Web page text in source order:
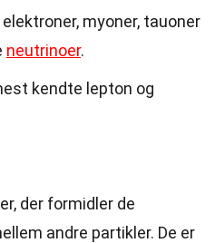
myoner, tauoner
neutrinoer.
kendte lepton og
der formidler de
andre partikler. De er